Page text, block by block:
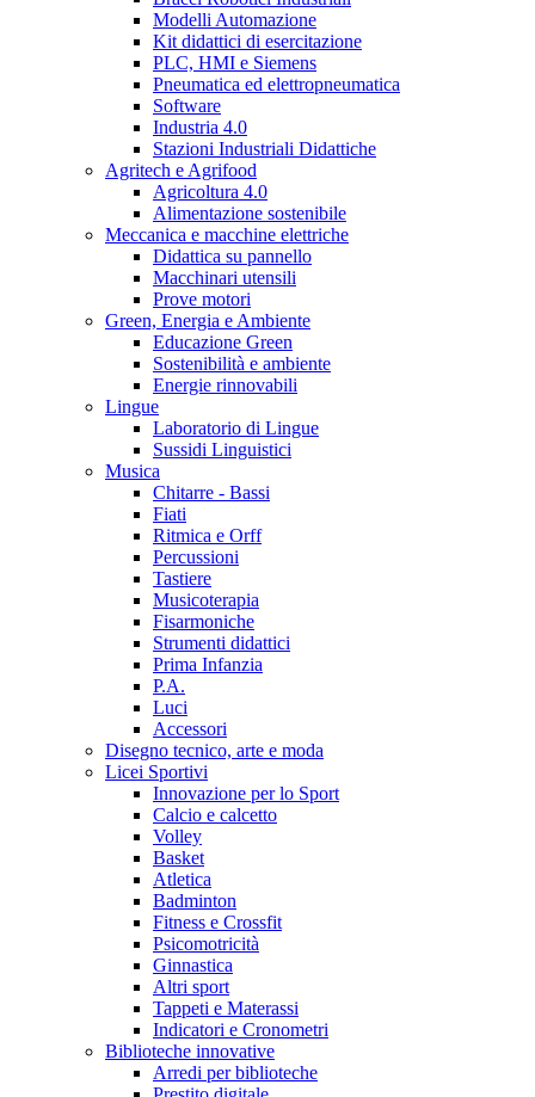
Modelli Automazione
Kit didattici di esercitazione
PLC, HMI e Siemens
Pneumatica ed elettropneumatica
Software
Industria 4.0
Stazioni Industriali Didattiche
Agritech e Agrifood
Agricoltura 4.0
Alimentazione sostenibile
Meccanica e macchine elettriche
Didattica su pannello
Macchinari utensili
Prove motori
Green, Energia e Ambiente
Educazione Green
Sostenibilità e ambiente
Energie rinnovabili
Lingue
Laboratorio di Lingue
Sussidi Linguistici
Musica
Chitarre - Bassi
Fiati
Ritmica e Orff
Percussioni
Tastiere
Musicoterapia
Fisarmoniche
Strumenti didattici
Prima Infanzia
P.A.
Luci
Accessori
Disegno tecnico, arte e moda
Licei Sportivi
Innovazione per lo Sport
Calcio e calcetto
Volley
Basket
Atletica
Badminton
Fitness e Crossfit
Psicomotricità
Ginnastica
Altri sport
Tappeti e Materassi
Indicatori e Cronometri
Biblioteche innovative
Arredi per biblioteche